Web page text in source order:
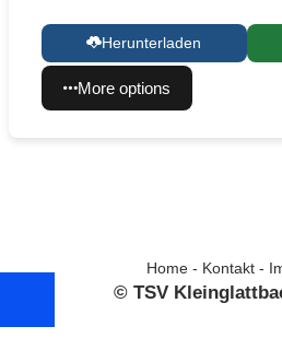
Herunterladen
More options
Home - Kontakt -
© TSV